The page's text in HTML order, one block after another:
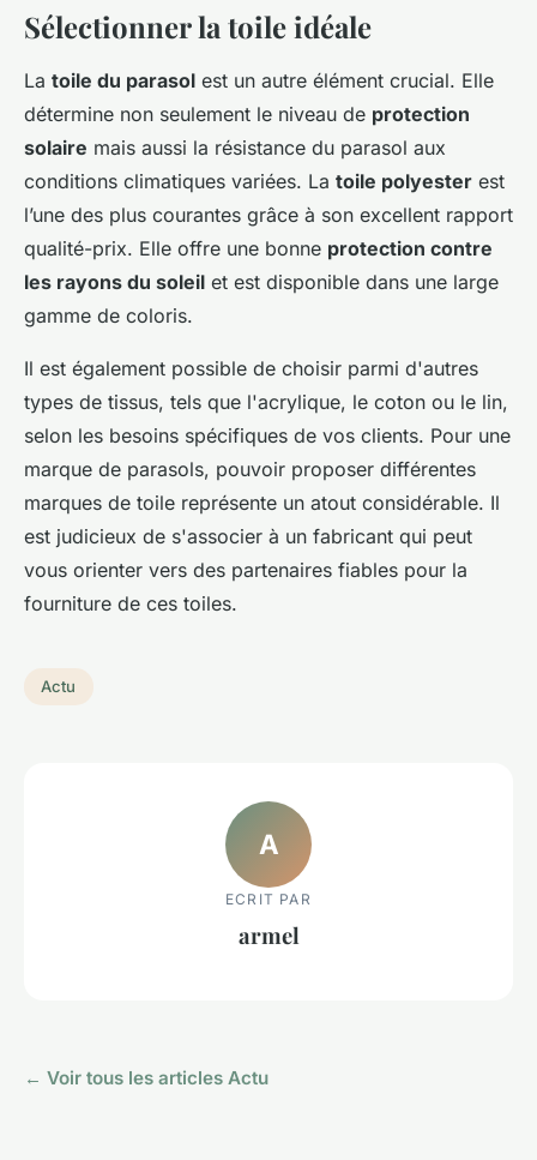
Sélectionner la toile idéale
La toile du parasol est un autre élément crucial. Elle
détermine non seulement le niveau de protection
solaire mais aussi la résistance du parasol aux
conditions climatiques variées. La toile polyester est
l’une des plus courantes grâce à son excellent rapport
qualité-prix. Elle offre une bonne protection contre
les rayons du soleil et est disponible dans une large
gamme de coloris.
Il est également possible de choisir parmi d'autres
types de tissus, tels que l'acrylique, le coton ou le lin,
selon les besoins spécifiques de vos clients. Pour une
marque de parasols, pouvoir proposer différentes
marques de toile représente un atout considérable. Il
est judicieux de s'associer à un fabricant qui peut
vous orienter vers des partenaires fiables pour la
fourniture de ces toiles.
Actu
A
ECRIT PAR
armel
← Voir tous les articles Actu